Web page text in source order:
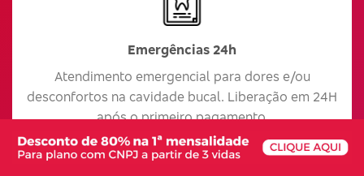
Emergências 24h
Atendimento emergencial para dores e/ou
desconfortos na cavidade bucal. Liberação em 24H
após o primeiro pagamento.